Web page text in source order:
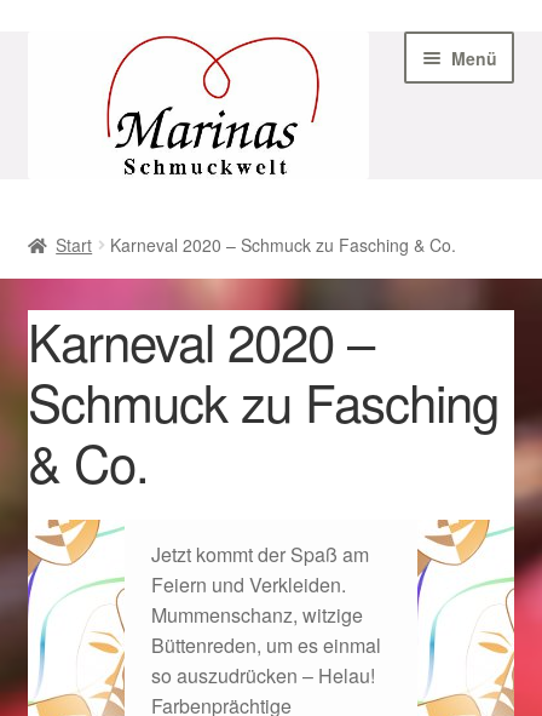
Navigation
Menü
AGB
Beispiel-Seite
Datenschutz
Geschenke zu Ostern 2023
Geschenke zu Ostern 2024
Geschenkideen für Weihnachten 2022
Geschenkideen für Weihnachten 2023
Start Karneval 2020 – Schmuck zu Fasching & Co.
Karneval 2020 –
Schmuck zu Fasching
& Co.
Jetzt kommt der Spaß am
Feiern und Verkleiden.
Mummenschanz, witzige
Büttenreden, um es einmal
so auszudrücken – Helau!
Farbenprächtige